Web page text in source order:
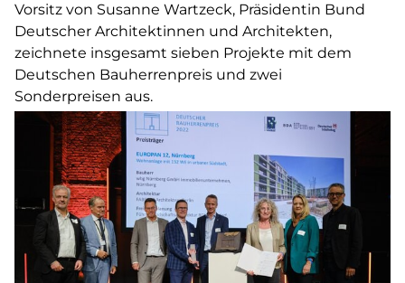
Vorsitz von Susanne Wartzeck, Präsidentin Bund
Deutscher Architektinnen und Architekten,
zeichnete insgesamt sieben Projekte mit dem
Deutschen Bauherrenpreis und zwei
Sonderpreisen aus.